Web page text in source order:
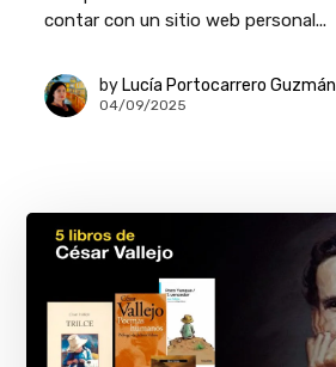
contar con un sitio web personal...
by Lucía Portocarrero Guzmán
04/09/2025